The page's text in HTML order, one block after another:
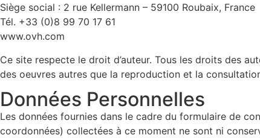
Siège social : 2 rue Kellermann – 59100 Roubaix, France
Tél. +33 (0)8 99 70 17 61
www.ovh.com
Ce site respecte le droit d’auteur. Tous les droits des
des oeuvres autres que la reproduction et la
Données Personnelles
Les données fournies dans le cadre du formulaire de
coordonnées) collectées à ce moment ne sont ni